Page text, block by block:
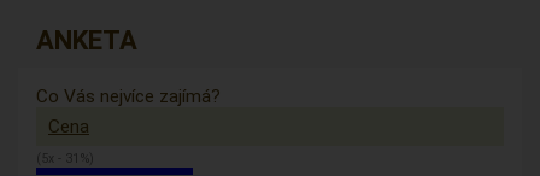
ANKETA
Co Vás nejvíce zajímá?
Cena
(5x - 31%)